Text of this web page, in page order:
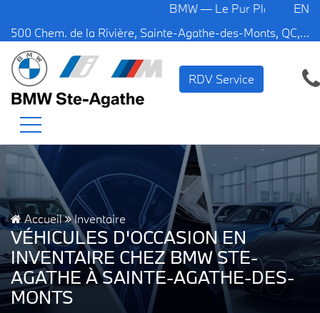
BMW — Le Pur Plaisir de Conduire.
500 Chem. de la Rivière, Sainte-Agathe-des-Monts, QC, CA J8C 1W3
EN
RDV Service
Accueil Inventaire
VÉHICULES D'OCCASION EN
INVENTAIRE CHEZ BMW STE-
AGATHE À SAINTE-AGATHE-DES-
MONTS